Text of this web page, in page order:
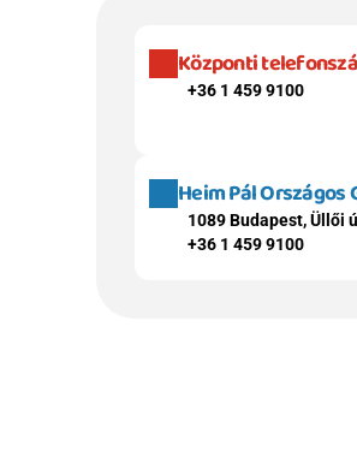
Központi
+36 1 459 9100
Heim Pál
1089 Budapest, Üllői
+36 1 459 9100